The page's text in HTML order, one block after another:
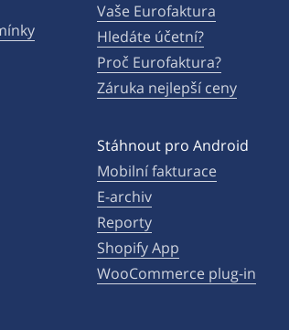
Vaše Eurofaktura
Hledáte účetní?
Proč Eurofaktura?
Záruka nejlepší ceny
Stáhnout pro Android
Mobilní fakturace
E-archiv
Reporty
Shopify App
WooCommerce plug-in